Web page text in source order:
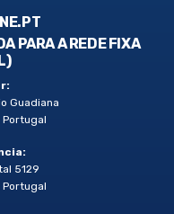
PARA A REDE FIXA
Guadiana
5129